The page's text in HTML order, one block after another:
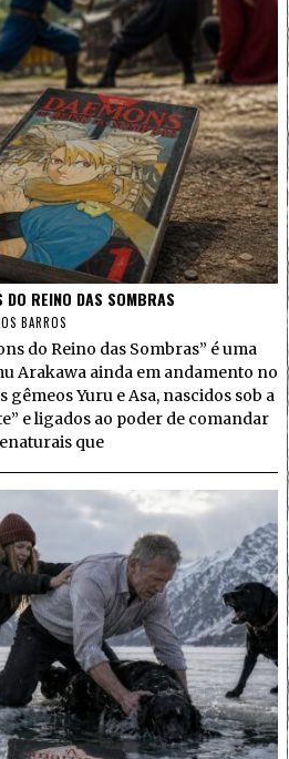
REINO DAS SOMBRAS
BARROS
do Reino das Sombras” é uma
Arakawa ainda em andamento no
gêmeos Yuru e Asa, nascidos sob a
e ligados ao poder de comandar
que